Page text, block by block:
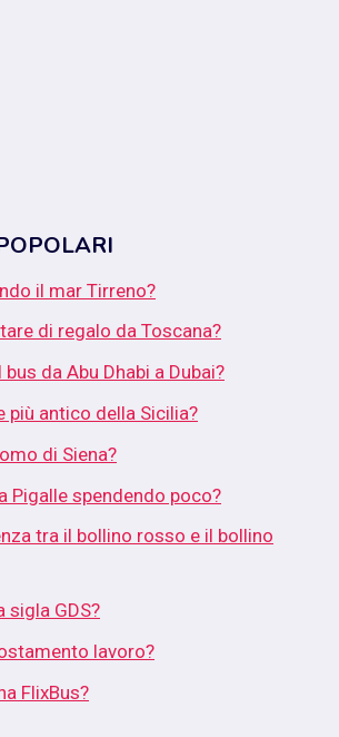
il mar Tirreno?
di regalo da Toscana?
da Abu Dhabi a Dubai?
più antico della Sicilia?
di Siena?
Pigalle spendendo poco?
tra il bollino rosso e il bollino
sigla GDS?
lavoro?
FlixBus?